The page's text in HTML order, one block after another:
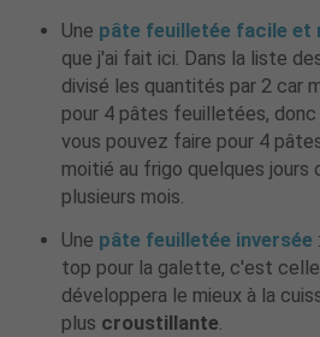
Une pâte feuilletée facile et
que j'ai fait ici. Dans la liste
divisé les quantités par 2 car
pour 4 pâtes feuilletées,
vous pouvez faire pour 4
moitié au frigo quelques jours
plusieurs mois.
Une pâte feuilletée inversée
top pour la galette, c'est
développera le mieux à la
plus croustillante